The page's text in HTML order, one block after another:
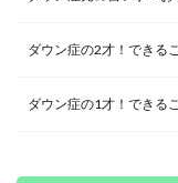
ダウン症の2才！できる
ダウン症の1才！できる